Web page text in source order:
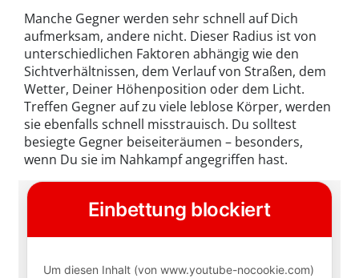
Manche Gegner werden sehr schnell auf Dich
aufmerksam, andere nicht. Dieser Radius ist von
unterschiedlichen Faktoren abhängig wie den
Sichtverhältnissen, dem Verlauf von Straßen, dem
Wetter, Deiner Höhenposition oder dem Licht.
Treffen Gegner auf zu viele leblose Körper, werden
sie ebenfalls schnell misstrauisch. Du solltest
besiegte Gegner beiseiteräumen – besonders,
wenn Du sie im Nahkampf angegriffen hast.